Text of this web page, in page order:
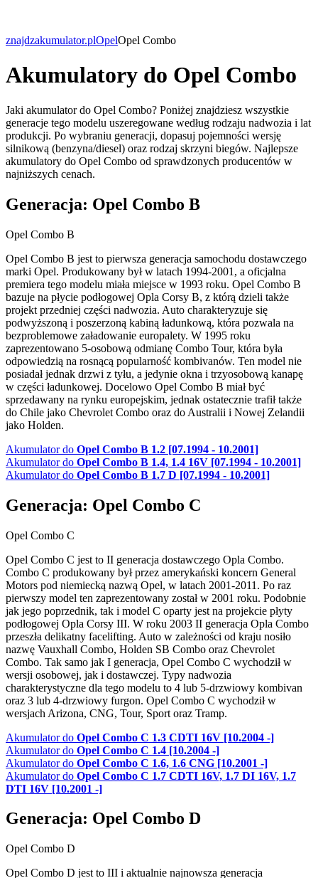
znajdzakumulator.plOpelOpel Combo
Akumulatory do Opel Combo
Jaki akumulator do Opel Combo? Poniżej znajdziesz wszystkie
generacje tego modelu uszeregowane według rodzaju nadwozia i lat
produkcji. Po wybraniu generacji, dopasuj pojemności wersję
silnikową (benzyna/diesel) oraz rodzaj skrzyni biegów. Najlepsze
akumulatory do Opel Combo od sprawdzonych producentów w
najniższych cenach.
Generacja: Opel Combo B
Opel Combo B
Opel Combo B jest to pierwsza generacja samochodu dostawczego
marki Opel. Produkowany był w latach 1994-2001, a oficjalna
premiera tego modelu miała miejsce w 1993 roku. Opel Combo B
bazuje na płycie podłogowej Opla Corsy B, z którą dzieli także
projekt przedniej części nadwozia. Auto charakteryzuje się
podwyższoną i poszerzoną kabiną ładunkową, która pozwala na
bezproblemowe załadowanie europalety. W 1995 roku
zaprezentowano 5-osobową odmianę Combo Tour, która była
odpowiedzią na rosnącą popularność kombivanów. Ten model nie
posiadał jednak drzwi z tyłu, a jedynie okna i trzyosobową kanapę
w części ładunkowej. Docelowo Opel Combo B miał być
sprzedawany na rynku europejskim, jednak ostatecznie trafił także
do Chile jako Chevrolet Combo oraz do Australii i Nowej Zelandii
jako Holden.
Akumulator do Opel Combo B 1.2 [07.1994 - 10.2001]
Akumulator do Opel Combo B 1.4, 1.4 16V [07.1994 - 10.2001]
Akumulator do Opel Combo B 1.7 D [07.1994 - 10.2001]
Generacja: Opel Combo C
Opel Combo C
Opel Combo C jest to II generacja dostawczego Opla Combo.
Combo C produkowany był przez amerykański koncern General
Motors pod niemiecką nazwą Opel, w latach 2001-2011. Po raz
pierwszy model ten zaprezentowany został w 2001 roku. Podobnie
jak jego poprzednik, tak i model C oparty jest na projekcie płyty
podłogowej Opla Corsy III. W roku 2003 II generacja Opla Combo
przeszła delikatny facelifting. Auto w zależności od kraju nosiło
nazwę Vauxhall Combo, Holden SB Combo oraz Chevrolet
Combo. Tak samo jak I generacja, Opel Combo C wychodził w
wersji osobowej, jak i dostawczej. Typy nadwozia
charakterystyczne dla tego modelu to 4 lub 5-drzwiowy kombivan
oraz 3 lub 4-drzwiowy furgon. Opel Combo C wychodził w
wersjach Arizona, CNG, Tour, Sport oraz Tramp.
Akumulator do Opel Combo C 1.3 CDTI 16V [10.2004 -]
Akumulator do Opel Combo C 1.4 [10.2004 -]
Akumulator do Opel Combo C 1.6, 1.6 CNG [10.2001 -]
Akumulator do Opel Combo C 1.7 CDTI 16V, 1.7 DI 16V, 1.7
DTI 16V [10.2001 -]
Generacja: Opel Combo D
Opel Combo D
Opel Combo D jest to III i aktualnie najnowsza generacja